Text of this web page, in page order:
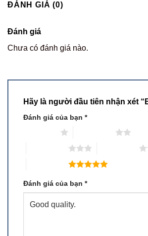
ĐÁNH GIÁ (0)
Đánh giá
Chưa có đánh giá nào.
Hãy là người đầu tiên nhận xét
Đánh giá của bạn *
Đánh giá của bạn *